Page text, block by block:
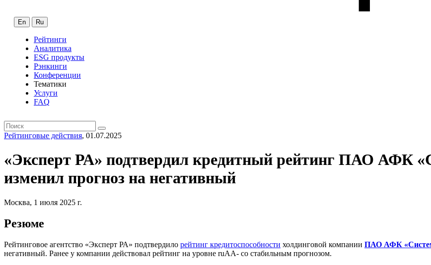
En Ru
Рейтинги
Аналитика
ESG продукты
Рэнкинги
Конференции
Тематики
Услуги
FAQ
Рейтинговые действия, 01.07.2025
«Эксперт РА» подтвердил кредитный рейтинг ПАО АФК
изменил прогноз на негативный
Москва, 1 июля 2025 г.
Резюме
Рейтинговое агентство «Эксперт РА» подтвердило рейтинг кредитоспособности холдинговой компании ПАО АФК
негативный. Ранее у компании действовал рейтинг на уровне ruAA- со стабильным прогнозом.